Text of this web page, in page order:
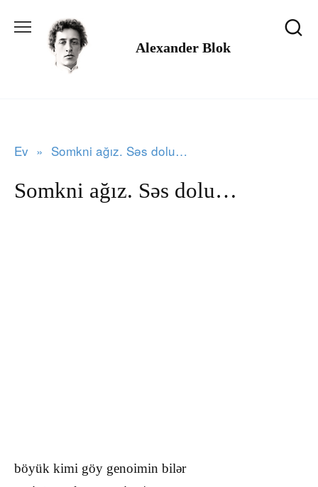
keçin
Alexander Blok
Ev » Somkni ağız. Səs dolu…
Somkni ağız. Səs dolu…
böyük kimi göy genoimin bilər